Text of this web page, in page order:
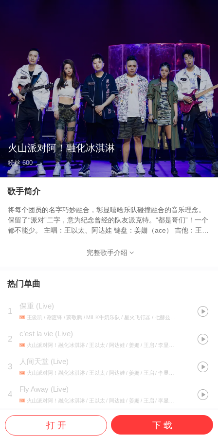
火山派对阿！融化冰淇淋
粉丝 600
歌手简介
将每个团员的名字巧妙融合，彰显嘻哈乐队碰撞融合的音乐理念。
保留了“派对”二字，意为纪念曾经的队友派克特。“都是哥们”！一个
都不能少。 主唱：王以太、阿达娃 键盘：姜姗（ace） 吉他：王启
完整歌手介绍
热门单曲
1
保重 (Live)
王俊凯 / 谢霆锋 / 萧敬腾 / MiLK牛奶乐队 / 星火飞行器 / 七赫兹乐队 / Tarzan泰山乐队 / 火山派对阿！融化冰淇淋 / EzGoin容易走乐队
2
c’est la vie (Live)
火山派对阿！融化冰淇淋 / 王以太 / 阿达娃 / 姜姗 / 王启 / 李显荣 / 徐彬坷 - 我们的
3
人间天堂 (Live)
火山派对阿！融化冰淇淋 / 王以太 / 阿达娃 / 姜姗 / 王启 / 李显荣 / 徐彬坷 - 我们的
4
Fly Away (Live)
火山派对阿！融化冰淇淋 / 王以太 / 阿达娃 / 姜姗 / 王启 / 李显荣 / 徐彬坷 - 我们的
打 开 下 载